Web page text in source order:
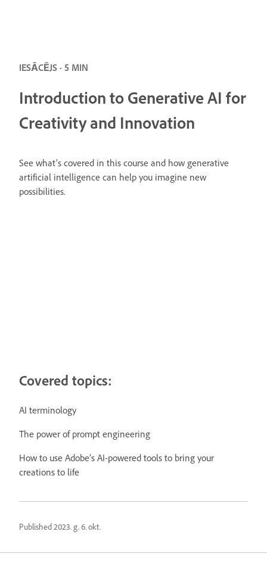
IESĀCĒJS · 5 MIN
Introduction to Generative AI for
Creativity and Innovation
See what’s covered in this course and how generative
artificial intelligence can help you imagine new
possibilities.
Covered topics:
AI terminology
The power of prompt engineering
How to use Adobe’s AI-powered tools to bring your
creations to life
Published2023. g. 6. okt.